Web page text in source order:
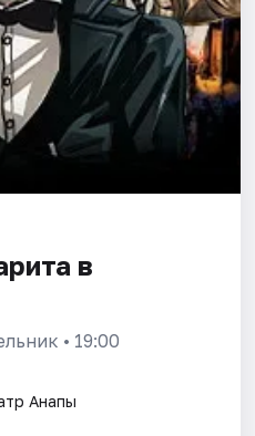
в
• 19:00
Анапы